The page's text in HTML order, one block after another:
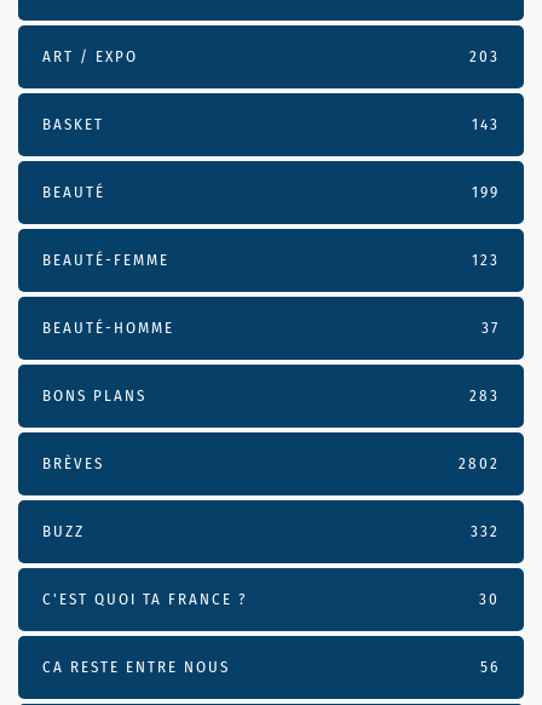
ART / EXPO 203
BASKET 143
BEAUTÉ 199
BEAUTÉ-FEMME 123
BEAUTÉ-HOMME 37
BONS PLANS 283
BRÈVES 2802
BUZZ 332
C'EST QUOI TA FRANCE ? 30
CA RESTE ENTRE NOUS 56